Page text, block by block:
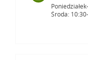
Środa: